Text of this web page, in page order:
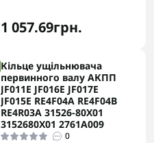
1 057.69грн.
Кільце ущільнювача
первинного валу АКПП
JF011E JF016E JF017E
JF015E RE4F04A RE4F04B
RE4R03A 31526-80X01
3152680X01 2761A009
0